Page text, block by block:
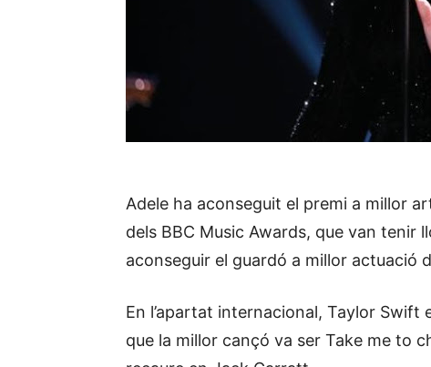
Adele ha aconseguit el premi a millor
dels BBC Music Awards, que van tenir
aconseguir el guardó a millor actuació
En l’apartat internacional, Taylor
que la millor cançó va ser Take me to